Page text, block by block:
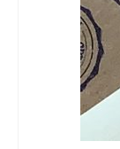
A